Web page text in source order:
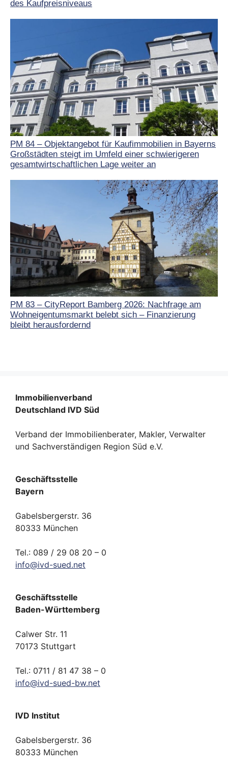
des Kaufpreisniveaus
PM 84 – Objektangebot für Kaufimmobilien in Bayerns
Großstädten steigt im Umfeld einer schwierigeren
gesamtwirtschaftlichen Lage weiter an
PM 83 – CityReport Bamberg 2026: Nachfrage am
Wohneigentumsmarkt belebt sich – Finanzierung
bleibt herausfordernd
Immobilienverband
Deutschland IVD Süd
Verband der Immobilienberater, Makler, Verwalter
und Sachverständigen Region Süd e.V.
Geschäftsstelle
Bayern
Gabelsbergerstr. 36
80333 München
Tel.: 089 / 29 08 20 – 0
info@ivd-sued.net
Geschäftsstelle
Baden-Württemberg
Calwer Str. 11
70173 Stuttgart
Tel.: 0711 / 81 47 38 – 0
info@ivd-sued-bw.net
IVD Institut
Gabelsbergerstr. 36
80333 München